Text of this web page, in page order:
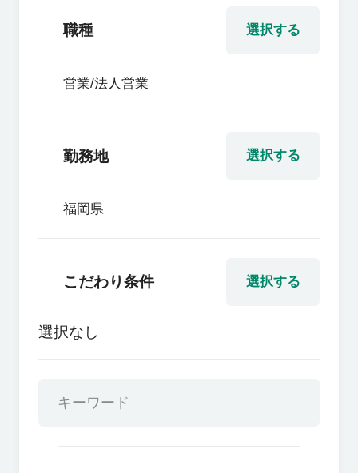
選択する
職種
営業/法人営業
選択する
勤務地
福岡県
選択する
こだわり条件
選択なし